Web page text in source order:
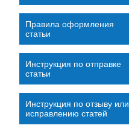
Правила оформления
статьи
Инструкция по отправке
статьи
Инструкция по отзыву или
исправлению статей